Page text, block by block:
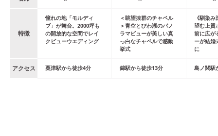
特徴
憧れの地「モルディ
ブ」が舞台。2000坪も
の開放的な空間でレイ
クビューウエディング
＜眺望抜群のチャペル
＞青空とびわ湖のパノ
ラマビューが美しい真
っ白なチャペルで感動
挙式
《馴染
望む上質
前に広が
ーが結婚
に
アクセス 粟津駅から徒歩4分 錦駅から徒歩13分 島ノ関駅